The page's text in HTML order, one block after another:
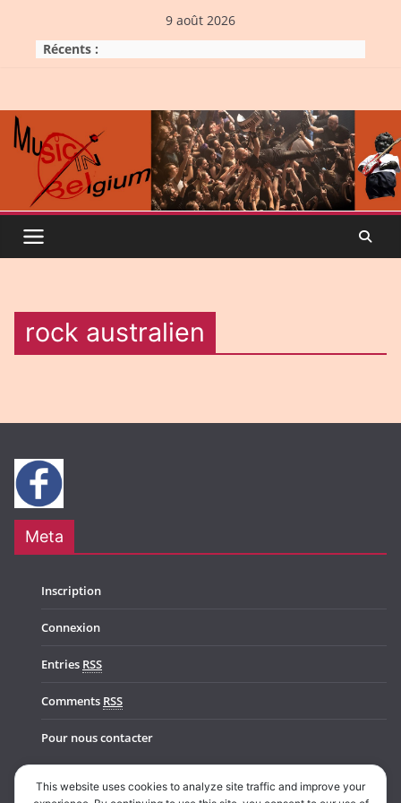
content
9 août 2026
Récents :
rock australien
Meta
Inscription
Connexion
Entries RSS
Comments RSS
Pour nous contacter
This website uses cookies to analyze site traffic and improve your